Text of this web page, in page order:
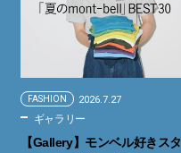
FASHION 2026.7.27
ギャラリー
【Gallery】モンベル好きスタ